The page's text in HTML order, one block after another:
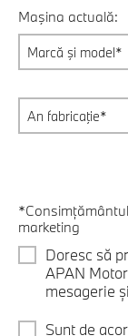
Maşina actuală:
marketing
Doresc să
APAN
mesagerie
Sunt de